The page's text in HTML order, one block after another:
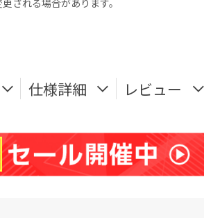
される場合があります。
仕様詳細 レビュー